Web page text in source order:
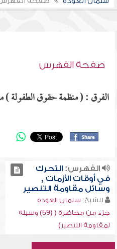
صفحة الفهرس
الفرق : ( منظمة حقوق الطفولة )
الفهرس:التحرك
في أوقات الأزمات ,
وسائل مقاومة التنصير
للشيخ: سلمان العودة
جزء من محاضرة ( (59) وسيلة
لمقاومة التنصير)